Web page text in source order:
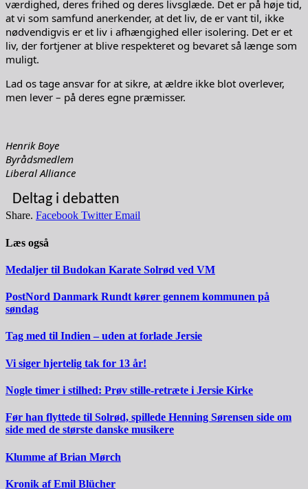
værdighed, deres frihed og deres livsglæde. Det er på høje tid,
at vi som samfund anerkender, at det liv, de er vant til, ikke
nødvendigvis er et liv i afhængighed eller isolering. Det er et
liv, der fortjener at blive respekteret og bevaret så længe som
muligt.
Lad os tage ansvar for at sikre, at ældre ikke blot overlever,
men lever – på deres egne præmisser.
Henrik Boye
Byrådsmedlem
Liberal Alliance
Deltag i debatten
Share. Facebook Twitter Email
Læs også
Medaljer til Budokan Karate Solrød ved VM
PostNord Danmark Rundt kører gennem kommunen på
søndag
Tag med til Indien – uden at forlade Jersie
Vi siger hjertelig tak for 13 år!
Nogle timer i stilhed: Prøv stille-retræte i Jersie Kirke
Før han flyttede til Solrød, spillede Henning Sørensen side om
side med de største danske musikere
Klumme af Brian Mørch
Kronik af Emil Blücher